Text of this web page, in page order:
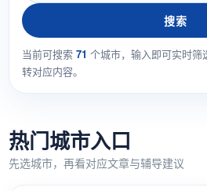
搜索
当前可搜索71 个城市，输入即可实时
转对应内容。
热门城市入口
先选城市，再看对应文章与辅导建议